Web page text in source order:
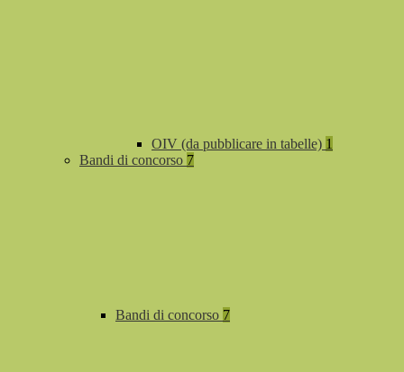
OIV (da pubblicare in tabelle) 1
Bandi di concorso 7
Bandi di concorso 7